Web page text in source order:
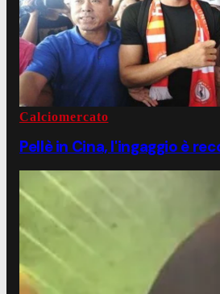
Calciomercato
Pellè in Cina, l'ingaggio è